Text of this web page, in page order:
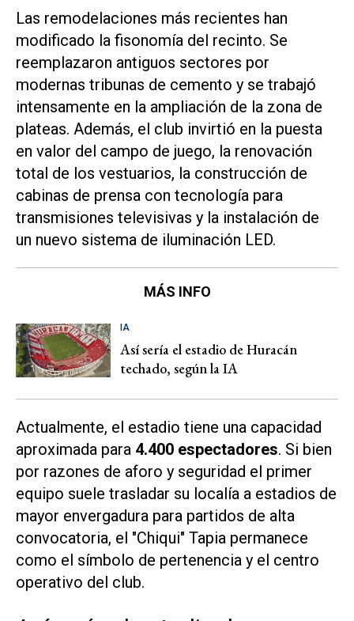
Las remodelaciones más recientes han
modificado la fisonomía del recinto. Se
reemplazaron antiguos sectores por
modernas tribunas de cemento y se trabajó
intensamente en la ampliación de la zona de
plateas. Además, el club invirtió en la puesta
en valor del campo de juego, la renovación
total de los vestuarios, la construcción de
cabinas de prensa con tecnología para
transmisiones televisivas y la instalación de
un nuevo sistema de iluminación LED.
MÁS INFO
IA
Así sería el estadio de Huracán
techado, según la IA
Actualmente, el estadio tiene una capacidad
aproximada para 4.400 espectadores. Si bien
por razones de aforo y seguridad el primer
equipo suele trasladar su localía a estadios de
mayor envergadura para partidos de alta
convocatoria, el "Chiqui" Tapia permanece
como el símbolo de pertenencia y el centro
operativo del club.